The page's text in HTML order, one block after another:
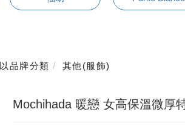
以品牌分類 其他(服飾)
Mochihada 暖戀 女高保溫微厚